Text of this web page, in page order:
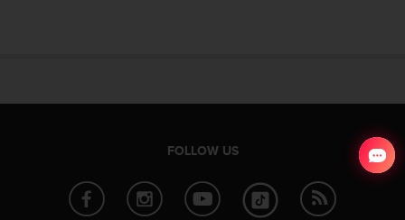
FOLLOW US